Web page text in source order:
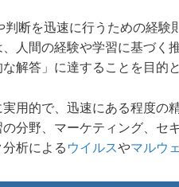
断を迅速に行うための経
人間の経験や学習に基づく
解答」に達することを目的
用的で、迅速にある程度の
分野、マーケティング、セ
析による ウイルスやマルウ